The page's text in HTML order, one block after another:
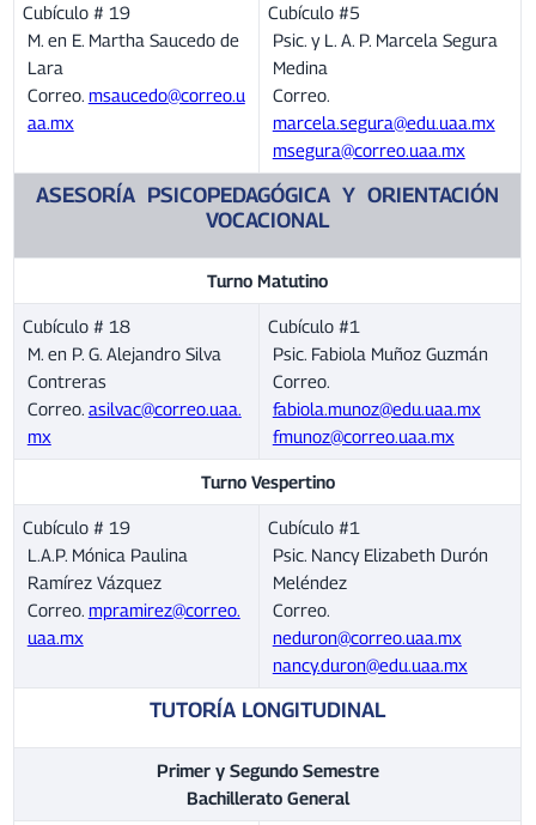
Cubículo # 19
M. en E. Martha Saucedo de
Lara
Correo. msaucedo@correo.u
aa.mx
Cubículo #5
Psic. y L. A. P. Marcela Segura
Medina
Correo.
marcela.segura@edu.uaa.mx
msegura@correo.uaa.mx
ASESORÍA PSICOPEDAGÓGICA Y ORIENTACIÓN
VOCACIONAL
Turno Matutino
Cubículo # 18
M. en P. G. Alejandro Silva
Contreras
Correo. asilvac@correo.uaa.
mx
Cubículo #1
Psic. Fabiola Muñoz Guzmán
Correo.
fabiola.munoz@edu.uaa.mx
fmunoz@correo.uaa.mx
Turno Vespertino
Cubículo # 19
L.A.P. Mónica Paulina
Ramírez Vázquez
Correo. mpramirez@correo.
uaa.mx
Cubículo #1
Psic. Nancy Elizabeth Durón
Meléndez
Correo.
neduron@correo.uaa.mx
nancy.duron@edu.uaa.mx
TUTORÍA LONGITUDINAL
Primer y Segundo Semestre
Bachillerato General